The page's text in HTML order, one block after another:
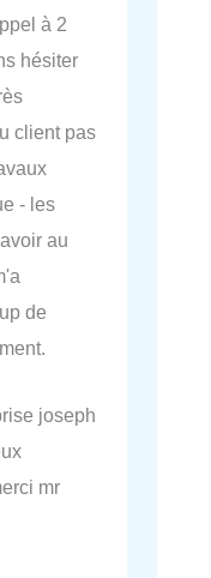
à 2
hésiter
client pas
- les
au
de
joseph
mr